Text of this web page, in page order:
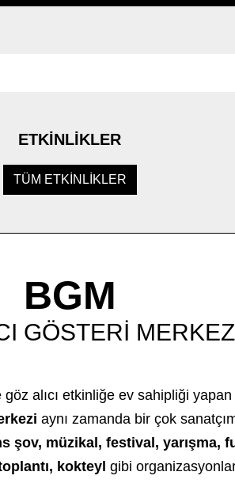
ETKİNLİKLER
TÜM ETKİNLİKLER
BGM
GÖSTERİ
göz alıcı etkinliğe ev sahipliği yapan
aynı zamanda bir çok
şov, müzikal, festival,
kokteyl gibi